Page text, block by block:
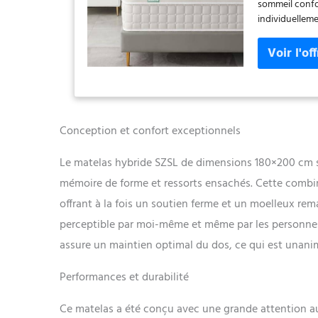
sommeil
travaillent
votre corps
ce matelas
température
matelas de
mémoire de
matelas de
mousse à
dos, la
SZsuilong
matelas,
Conception et confort exceptionnels
Le matelas hybride SZSL de dimensions 180×200
mémoire de forme et ressorts ensachés. Cette
offrant à la fois un soutien ferme et un moelleux
perceptible par moi-même et même par les
assure un maintien optimal du dos, ce qui est
Performances et durabilité
Ce matelas a été conçu avec une grande attention